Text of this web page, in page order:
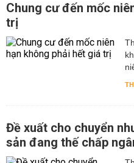
Chung cư đến mốc
trị
Đề xuất cho chuyển
sản đang thế chấp